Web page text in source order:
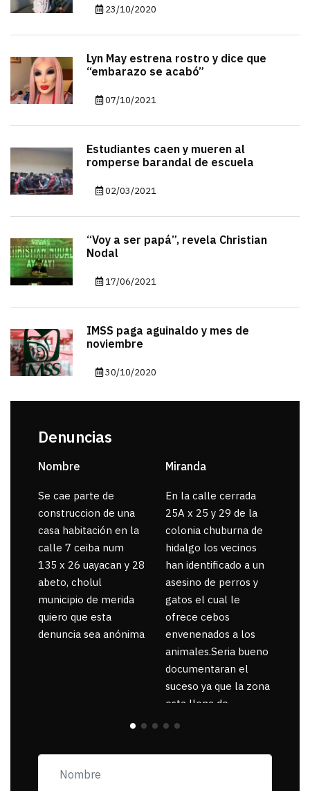
23/10/2020
Lyn May estrena rostro y dice que
“embarazo se acabó”
07/10/2021
Estudiantes caen y mueren al
romperse barandal de escuela
02/03/2021
“Voy a ser papá”, revela Christian
Nodal
17/06/2021
IMSS paga aguinaldo y mes de
noviembre
30/10/2020
Denuncias
Nombre
Se cae parte de
construccion de una
casa habitación en la
calle 7 ceiba num
135 x 26 uayacan y 28
abeto, cholul
municipio de merida
quiero que esta
denuncia sea anónima
Miranda
En la calle cerrada
25A x 25 y 29 de la
colonia chuburna de
hidalgo los vecinos
han identificado a un
asesino de perros y
gatos el cual le
ofrece cebos
envenenados a los
animales.Seria bueno
documentaran el
suceso ya que la zona
esta llena de
pancartas de
exigiendo al asesino